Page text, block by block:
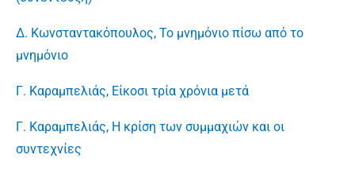
Δ. Κωνσταντακόπουλος, Το μνημόνιο πίσω από το
μνημόνιο
Γ. Καραμπελιάς, Είκοσι τρία χρόνια μετά
Γ. Καραμπελιάς, Η κρίση των συμμαχιών και οι
συντεχνίες